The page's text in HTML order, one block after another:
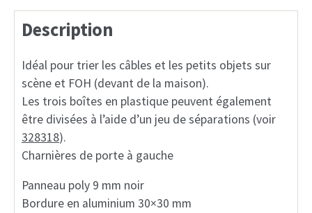
1x3
Boxes
Euronorm
Polyboard
Description
Idéal pour trier les câbles et les petits objets sur
scène et FOH (devant de la maison).
Les trois boîtes en plastique peuvent également
être divisées à l’aide d’un jeu de séparations (voir
328318).
Charnières de porte à gauche
Panneau poly 9 mm noir
Bordure en aluminium 30×30 mm